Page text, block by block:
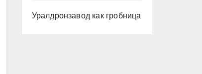
Уралдронзавод как гробница